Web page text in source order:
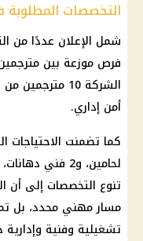
التخصصات المطلوبة
شمل الإعلان عددًا من
فرص موزعة بين
أمن إداري.
لحامين، و2
تنوع التخصصات إلى أن
مسار مهني محدد، بل
تشغيلية وفنية